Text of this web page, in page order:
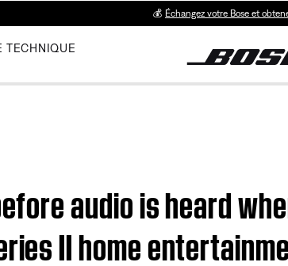
💰 Échangez votre Bose et
TECHNIQUE
audio is heard
II home